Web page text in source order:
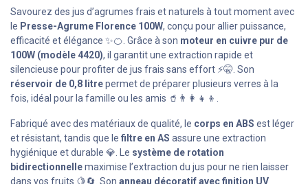
Savourez des jus d’agrumes frais et naturels à tout moment avec
le Presse-Agrume Florence 100W, conçu pour allier puissance,
efficacité et élégance ✨🍊. Grâce à son moteur en cuivre pur de
100W (modèle 4420), il garantit une extraction rapide et
silencieuse pour profiter de jus frais sans effort ⚡🤫. Son
réservoir de 0,8 litrepermet de préparer plusieurs verres à la
fois, idéal pour la famille ou les amis 🥤👨‍👩‍👧‍👦.
Fabriqué avec des matériaux de qualité, le corps en ABS est léger
et résistant, tandis que le filtre en AS assure une extraction
hygiénique et durable 💎. Le système de rotation
bidirectionnellemaximise l’extraction du jus pour ne rien laisser
dans vos fruits 🍋🔄. Son anneau décoratif avec finition UV